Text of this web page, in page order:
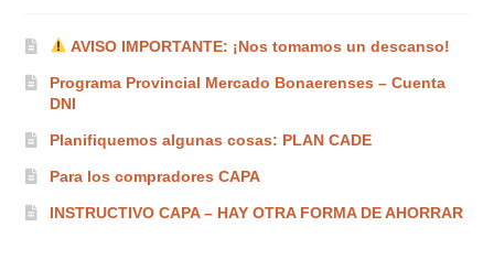
Sugerencias y consultas
Cómo Comprar?
AVISO IMPORTANTE: ¡Nos tomamos un descanso!
Programa Provincial Mercado Bonaerenses – Cuenta
DNI
Planifiquemos algunas cosas: PLAN CADE
Para los compradores CAPA
INSTRUCTIVO CAPA – HAY OTRA FORMA DE AHORRAR